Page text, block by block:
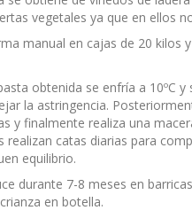
vegetales ya que en ellos
manual en cajas de 20 kilos
obtenida se enfría a 10ºC
la astringencia.
y finalmente realiza una
catas diarias para
equilibrio.
durante 7-8 meses en
en botella.